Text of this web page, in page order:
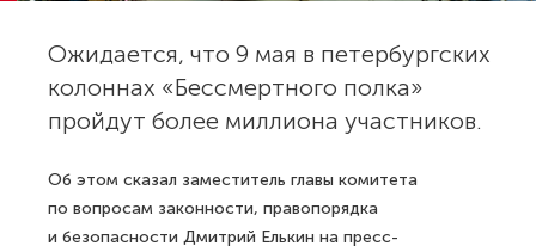
Ожидается, что 9 мая в петербургских
колоннах «Бессмертного полка»
пройдут более миллиона участников.
Об этом сказал заместитель главы комитета
по вопросам законности, правопорядка
и безопасности Дмитрий Елькин на пресс-